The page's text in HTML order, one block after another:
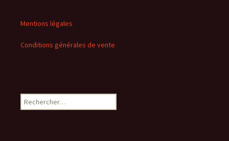
Mentions légales
Conditions générales de vente
Rechercher :